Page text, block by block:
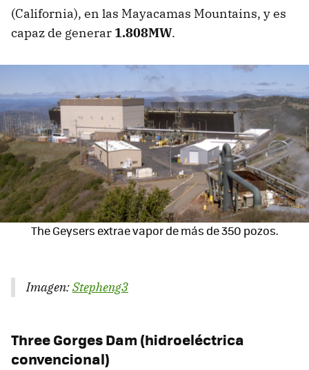
(California), en las Mayacamas Mountains, y es
capaz de generar 1.808MW.
The Geysers extrae vapor de más de 350 pozos.
Imagen:Stepheng3
Three Gorges Dam (hidroeléctrica
convencional)